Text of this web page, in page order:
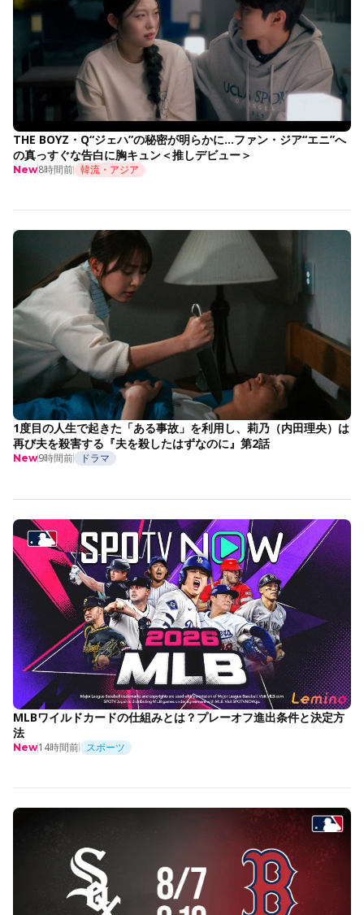
THE BOYZ・Q“ジェハ”の秘密が明らかに…ファン・ジア“エニ”へ
の真っすぐな告白に胸キュン＜推しデビュー＞
New8時間前 韓流・アジア
1度目の人生で起きた「ある事故」を利用し、莉乃（内田理央）は
再び夫を殺害する『夫を殺したはずなのに』第2話
New9時間前 ドラマ
MLBワイルドカードの仕組みとは？プレーオフ進出条件と決定方
法
New14時間前 スポーツ